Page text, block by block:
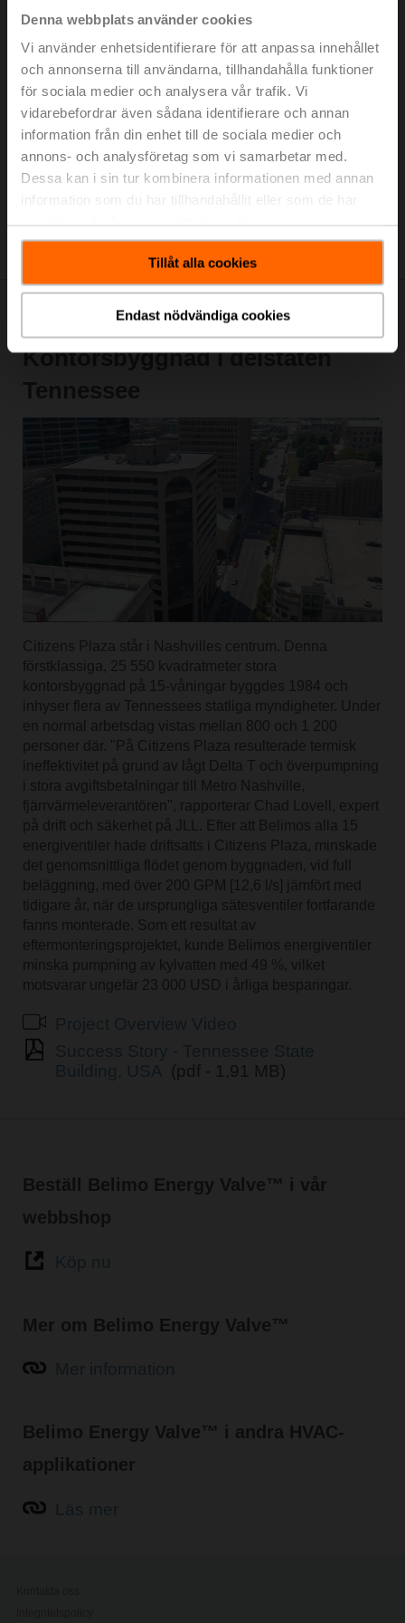
Denna webbplats använder cookies
Vi använder enhetsidentifierare för att anpassa innehållet
och annonserna till användarna, tillhandahålla funktioner
för sociala medier och analysera vår trafik. Vi
vidarebefordrar även sådana identifierare och annan
information från din enhet till de sociala medier och
annons- och analysföretag som vi samarbetar med.
Dessa kan i sin tur kombinera informationen med annan
information som du har tillhandahållit eller som de har
Tillåt alla cookies
Endast nödvändiga cookies
Vanligt konstruktionsproblem: Dåliga prestanda och
Möjlig lösning: Hydraulisk balansering
Bättre lösning: Hydraulisk balansering med delta T-
övervakning
Problem: Nedsmutsning, försämrad delta T +
Lösning +
Framgångshistoria:
Kontorsbyggnad i delstaten
Citizens Plaza står i Nashvilles centrum. Denna
förstklassiga, 25 550 kvadratmeter stora
kontorsbyggnad på 15-våningar byggdes 1984 och
inhyser flera av Tennessees statliga myndigheter. Under
en normal arbetsdag vistas mellan 800 och 1 200
personer där. "På Citizens Plaza resulterade termisk
ineffektivitet på grund av lågt Delta T och överpumpning
i stora avgiftsbetalningar till Metro Nashville,
fjärrvärmeleverantören", rapporterar Chad Lovell, expert
på drift och säkerhet på JLL. Efter att Belimos alla 15
energiventiler hade driftsatts i Citizens Plaza, minskade
det genomsnittliga flödet genom byggnaden, vid full
beläggning, med över 200 GPM [12,6 l/s] jämfört med
tidigare år, när de ursprungliga sätesventiler fortfarande
fanns monterade. Som ett resultat av
eftermonteringsprojektet, kunde Belimos energiventiler
minska pumpning av kylvatten med 49 %, vilket
motsvarar ungefär 23 000 USD i årliga besparingar.
(pdf - 1,91 MB)
Beställ Belimo Energy Valve™ i vår
webbshop
Mer om Belimo Energy Valve™
Belimo Energy Valve™ i andra HVAC-
applikationer